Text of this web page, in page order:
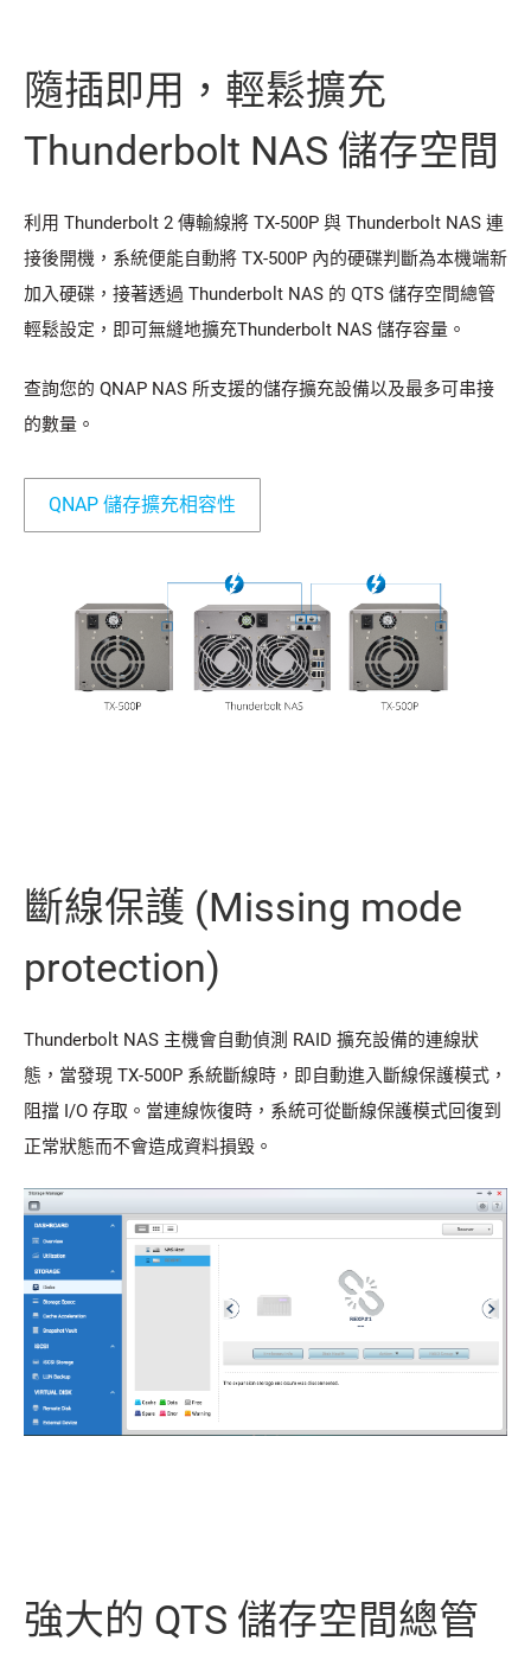
隨插即用，輕鬆擴充
Thunderbolt NAS 儲存空間
利用 Thunderbolt 2 傳輸線將 TX-500P 與 Thunderbolt NAS 連
接後開機，系統便能自動將 TX-500P 內的硬碟判斷為本機端新
加入硬碟，接著透過 Thunderbolt NAS 的 QTS 儲存空間總管
輕鬆設定，即可無縫地擴充Thunderbolt NAS 儲存容量。
查詢您的 QNAP NAS 所支援的儲存擴充設備以及最多可串接
的數量。
QNAP 儲存擴充相容性
斷線保護 (Missing mode
protection)
Thunderbolt NAS 主機會自動偵測 RAID 擴充設備的連線狀
態，當發現 TX-500P 系統斷線時，即自動進入斷線保護模式，
阻擋 I/O 存取。當連線恢復時，系統可從斷線保護模式回復到
正常狀態而不會造成資料損毀。
強大的 QTS 儲存空間總管